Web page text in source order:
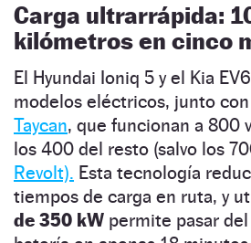
Carga ultrarrápida:
kilómetros en cinco
El Hyundai Ioniq 5 y el Kia
modelos eléctricos, junto
Taycan, que funcionan a 800
los 400 del resto (salvo los
Revolt). Esta tecnología
tiempos de carga en ruta, y
de 350 kW permite pasar del